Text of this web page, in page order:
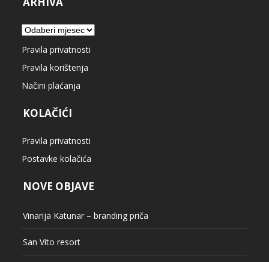
Arhiva
Pravila privatnosti
Pravila korištenja
Načini plaćanja
KOLAČIĆI
Pravila privatnosti
Postavke kolačića
NOVE OBJAVE
Vinarija Katunar – branding priča
San Vito resort